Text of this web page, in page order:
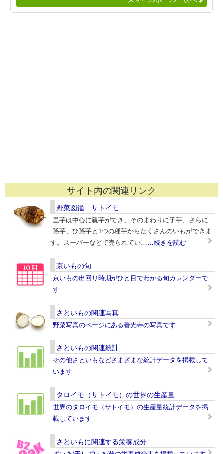
サイト内の関連リンク
野菜図鑑 サトイモ
里芋は中心に親芋ができ、そのまわりに子芋、さらに
孫芋、ひ孫芋と1つの種芋からたくさんのいもができま
す。スーパーなどで売られてい……続きを読む
京いもの旬
京いもの出回り時期がひと目でわかる旬カレンダーで
す
さといもの関連写真
野菜写真のページにある善光寺の写真です
さといもの関連統計
その他さといもなどさまざまな統計データを掲載して
います
タロイモ（サトイモ）の世界の生産量
世界のタロイモ（サトイモ）の生産量統計データを掲
載しています
さといもに関連する栄養成分